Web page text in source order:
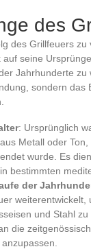
des
des Grillfeuers zu
auf seine
Jahrhunderte zu
sondern das
: Ursprünglich
Metall oder
wurde. Es
bestimmten
der
weiterentwickelt,
und Stahl
die